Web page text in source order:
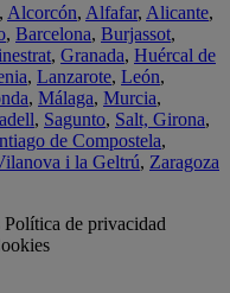
, Alcorcón, Alfafar, Alicante,
, Barcelona, Burjassot,
, Granada, Huércal de
, Lanzarote, León,
, Málaga, Murcia,
, Sagunto, Salt, Girona,
de Compostela,
i la Geltrú, Zaragoza
Política de privacidad